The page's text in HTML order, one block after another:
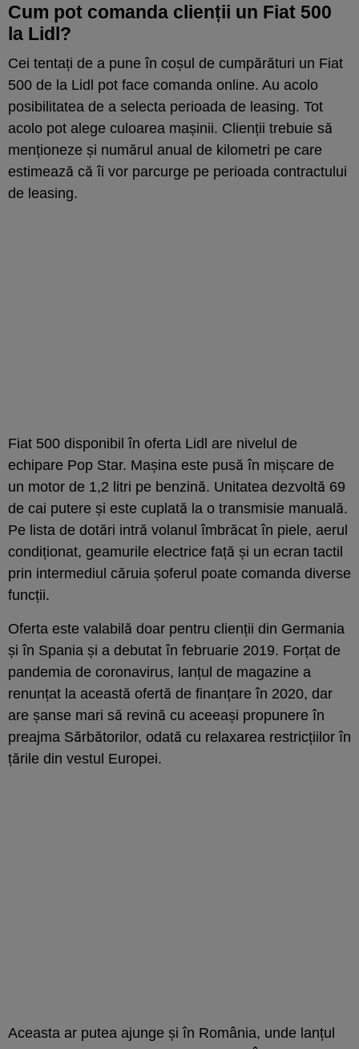
Cum pot comanda clienții un Fiat 500
la Lidl?
Cei tentați de a pune în coșul de cumpărături un Fiat
500 de la Lidl pot face comanda online. Au acolo
posibilitatea de a selecta perioada de leasing. Tot
acolo pot alege culoarea mașinii. Clienții trebuie să
menționeze și numărul anual de kilometri pe care
estimează că îi vor parcurge pe perioada contractului
de leasing.
Fiat 500 disponibil în oferta Lidl are nivelul de
echipare Pop Star. Mașina este pusă în mișcare de
un motor de 1,2 litri pe benzină. Unitatea dezvoltă 69
de cai putere și este cuplată la o transmisie manuală.
Pe lista de dotări intră volanul îmbrăcat în piele, aerul
condiționat, geamurile electrice față și un ecran tactil
prin intermediul căruia șoferul poate comanda diverse
funcții.
Oferta este valabilă doar pentru clienții din Germania
și în Spania și a debutat în februarie 2019. Forțat de
pandemia de coronavirus, lanțul de magazine a
renunțat la această ofertă de finanțare în 2020, dar
are șanse mari să revină cu aceeași propunere în
preajma Sărbătorilor, odată cu relaxarea restricțiilor în
țările din vestul Europei.
Aceasta ar putea ajunge și în România, unde lanțul